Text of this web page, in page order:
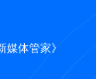
体管家》